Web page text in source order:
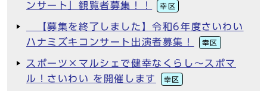
ンサート」観覧者募集！！
幸区
【募集を終了しました】令和6年度さいわい
ハナミズキコンサート出演者募集！
幸区
スポーツ×マルシェで健幸なくらし～スポマ
ル！さいわい を開催します
幸区